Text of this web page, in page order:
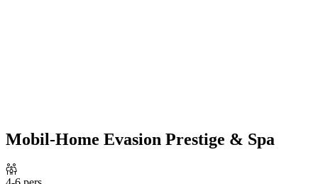
Mobil-Home Evasion Prestige & Spa